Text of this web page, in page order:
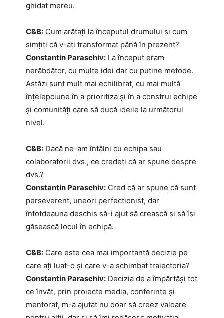
ghidat mereu.
C&B: Cum arătați la începutul drumului și cum
simțiți că v-ați transformat până în prezent?
Constantin Paraschiv: La început eram
nerăbdător, cu multe idei dar cu puține metode.
Astăzi sunt mult mai echilibrat, cu mai multă
înțelepciune în a prioritiza și în a construi echipe
și comunități care să ducă ideile la următorul
nivel.
C&B: Dacă ne-am întâlni cu echipa sau
colaboratorii dvs., ce credeți că ar spune despre
dvs.?
Constantin Paraschiv: Cred că ar spune că sunt
perseverent, uneori perfecționist, dar
întotdeauna deschis să-i ajut să crească și să își
găsească locul în echipă.
C&B: Care este cea mai importantă decizie pe
care ați luat-o și care v-a schimbat traiectoria?
Constantin Paraschiv: Decizia de a împărtăși tot
ce învăț, prin proiecte media, conferințe și
mentorat, m-a ajutat nu doar să creez valoare